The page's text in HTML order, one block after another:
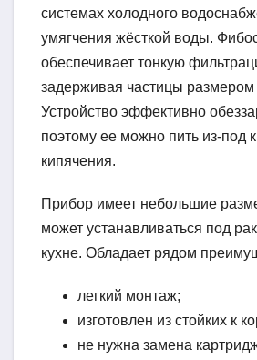
системах холодного
умягчения жёсткой воды.
обеспечивает тонкую
задерживая частицы размером
Устройство эффективно
поэтому ее можно пить из-под
кипячения.
Прибор имеет небольшие
может устанавливаться под
кухне. Обладает рядом
легкий монтаж;
изготовлен из стойких к
не нужна замена